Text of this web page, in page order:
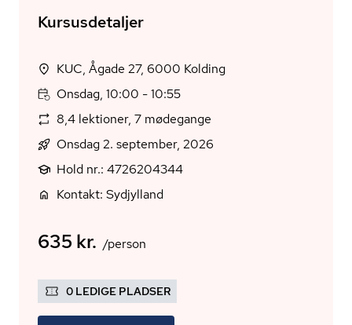
Kursusdetaljer
KUC, Ågade 27, 6000 Kolding
Onsdag, 10:00 - 10:55
8,4 lektioner, 7 mødegange
Onsdag 2. september, 2026
Hold nr.: 4726204344
Kontakt: Sydjylland
635 kr. /person
0 LEDIGE PLADSER